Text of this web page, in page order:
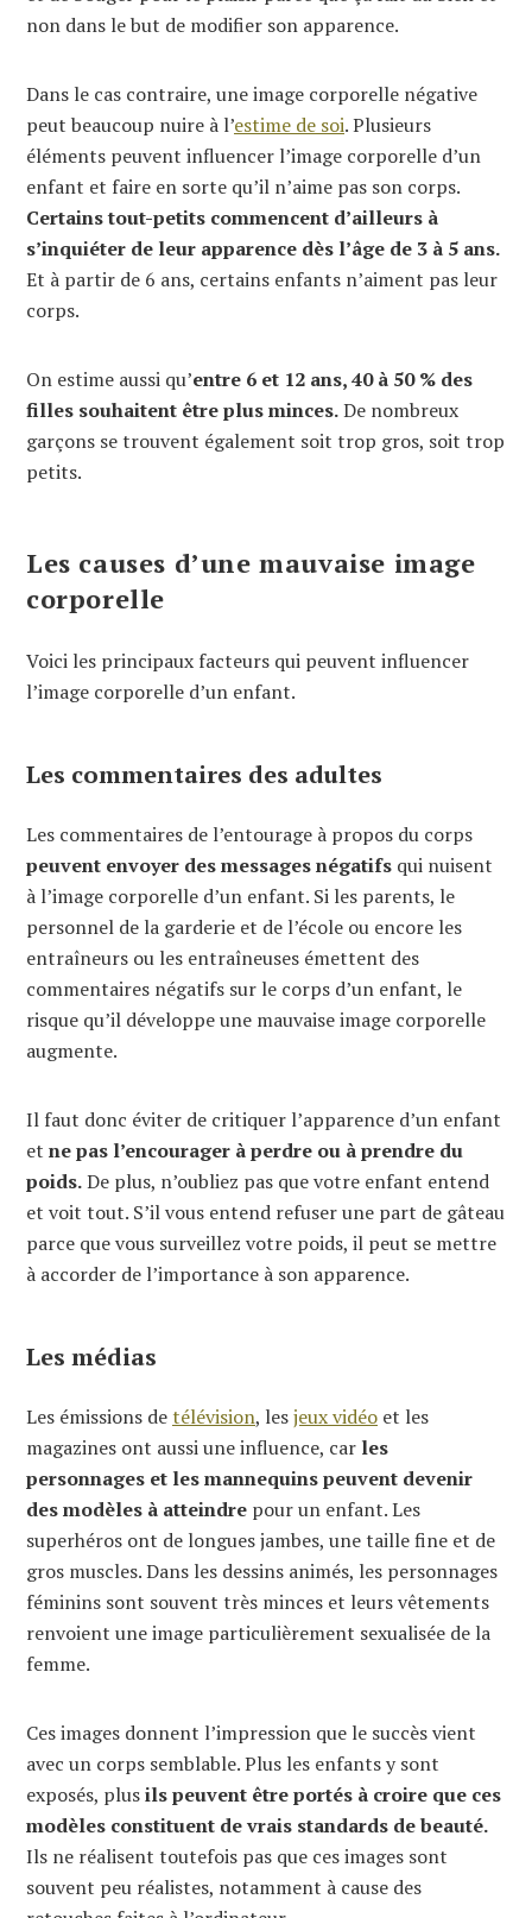
non dans le but de modifier son apparence.
Dans le cas contraire, une image corporelle négative
peut beaucoup nuire à l’estime de soi. Plusieurs
éléments peuvent influencer l’image corporelle d’un
enfant et faire en sorte qu’il n’aime pas son corps.
Certains tout-petits commencent d’ailleurs à
s’inquiéter de leur apparence dès l’âge de 3 à 5 ans.
Et à partir de 6 ans, certains enfants n’aiment pas leur
corps.
On estime aussi qu’entre 6 et 12 ans, 40 à 50 % des
filles souhaitent être plus minces.De nombreux
garçons se trouvent également soit trop gros, soit trop
petits.
Les causes d’une mauvaise image
corporelle
Voici les principaux facteurs qui peuvent influencer
l’image corporelle d’un enfant.
Les commentaires des adultes
Les commentaires de l’entourage à propos du corps
peuvent envoyer des messages négatifs qui nuisent
à l’image corporelle d’un enfant. Si les parents, le
personnel de la garderie et de l’école ou encore les
entraîneurs ou les entraîneuses émettent des
commentaires négatifs sur le corps d’un enfant, le
risque qu’il développe une mauvaise image corporelle
augmente.
Il faut donc éviter de critiquer l’apparence d’un enfant
et ne pas l’encourager à perdre ou à prendre du
poids.De plus, n’oubliez pas que votre enfant entend
et voit tout. S’il vous entend refuser une part de gâteau
parce que vous surveillez votre poids, il peut se mettre
à accorder de l’importance à son apparence.
Les médias
Les émissions detélévision, lesjeux vidéo et les
magazines ont aussi une influence, car les
personnages et les mannequins peuvent devenir
des modèles à atteindre pour un enfant. Les
superhéros ont de longues jambes, une taille fine et de
gros muscles. Dans les dessins animés, les personnages
féminins sont souvent très minces et leurs vêtements
renvoient une image particulièrement sexualisée de la
femme.
Ces images donnent l’impression que le succès vient
avec un corps semblable. Plus les enfants y sont
exposés, plusils peuvent être portés à croire que ces
modèles constituent de vrais standards de beauté.
Ils ne réalisent toutefois pas que ces images sont
souvent peu réalistes, notamment à cause des